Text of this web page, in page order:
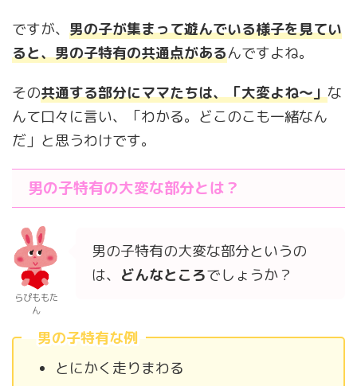
ですが、 男の子が集まって遊んでいる様子を見てい
ると、男の子特有の共通点があるんですよね。
その共通する部分にママたちは、「大変よね〜」な
んて口々に言い、「わかる。どこのこも一緒なん
だ」と思うわけです。
男の子特有の大変な部分とは？
らぴももた
ん
男の子特有の大変な部分というの
は、 どんなところでしょうか？
男の子特有な例
とにかく走りまわる